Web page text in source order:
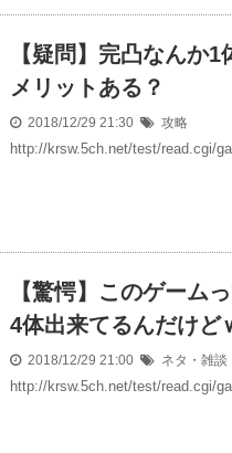
【疑問】完凸なんか
メリットある？
2018/12/29 21:30 攻略
http://krsw.5ch.net/test/read.cgi/
【驚愕】このゲーム
4体出来てるんだけど
2018/12/29 21:00 ネタ・雑談
http://krsw.5ch.net/test/read.cgi/